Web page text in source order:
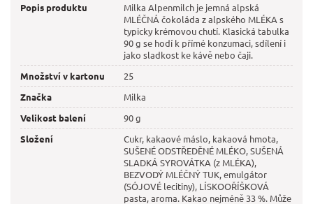
Popis produktu
Milka Alpenmilch je jemná alpská
MLÉČNÁ čokoláda z alpského MLÉKA s
typicky krémovou chutí. Klasická tabulka
90 g se hodí k přímé konzumaci, sdílení i
jako sladkost ke kávě nebo čaji.
Množství v kartonu
25
Značka
Milka
Velikost balení
90 g
Složení
Cukr, kakaové máslo, kakaová hmota,
SUŠENÉ ODSTŘEDĚNÉ MLÉKO, SUŠENÁ
SLADKÁ SYROVÁTKA (z MLÉKA),
BEZVODÝ MLÉČNÝ TUK, emulgátor
(SÓJOVÉ lecitiny), LÍSKOOŘÍŠKOVÁ
pasta, aroma. Kakao nejméně 33 %. Může